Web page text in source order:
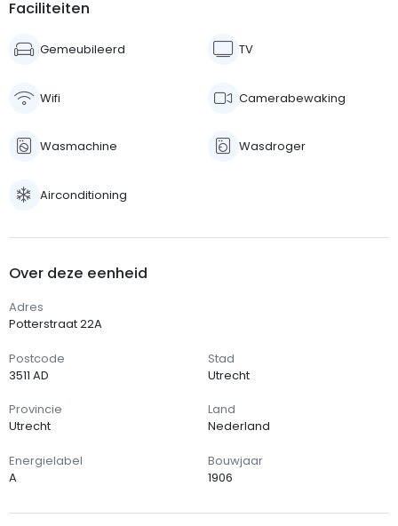
Faciliteiten
Gemeubileerd TV
Wifi Camerabewaking
Wasmachine Wasdroger
Airconditioning
Over deze eenheid
Adres
Potterstraat 22A
Postcode
3511 AD
Stad
Utrecht
Provincie
Utrecht
Land
Nederland
Energielabel
A
Bouwjaar
1906